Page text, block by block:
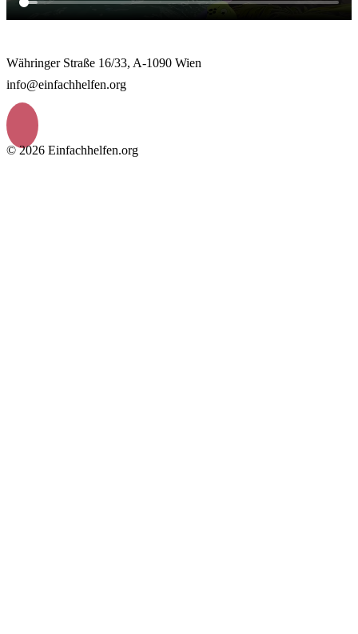
Währinger Straße 16/33, A-1090 Wien
info@einfachhelfen.org
© 2026 Einfachhelfen.org